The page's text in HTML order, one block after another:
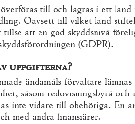
till och lagras i ett
Oavsett till vilket land
att en god skyddsnivå
(GDPR).
uppgifterna?
ändamåls förvaltare
såsom redovisningsbyrå
inte vidare till obehöriga. En
med andra finansiärer.